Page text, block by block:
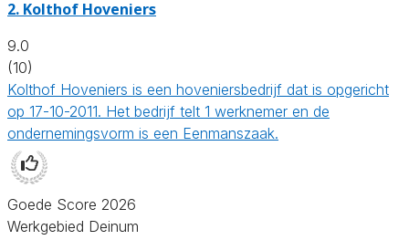
2. Kolthof Hoveniers
9.0
(10)
Kolthof Hoveniers is een hoveniersbedrijf dat is opgericht
op 17-10-2011. Het bedrijf telt 1 werknemer en de
ondernemingsvorm is een Eenmanszaak.
Goede Score 2026
Werkgebied Deinum